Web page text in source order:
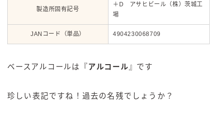
製造所固有記号
＋D アサヒビール（株）茨城工
場
JANコード（単品） 4904230068709
ベースアルコールは『アルコール 』です
珍しい表記ですね！過去の名残でしょうか？